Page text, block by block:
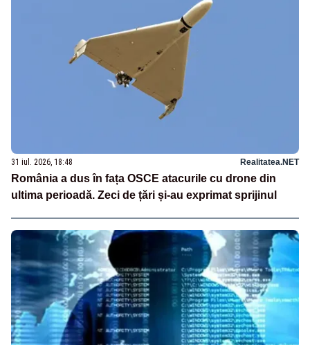
31 iul. 2026, 18:48 Realitatea.NET
România a dus în fața OSCE atacurile cu drone din
ultima perioadă. Zeci de țări și-au exprimat sprijinul